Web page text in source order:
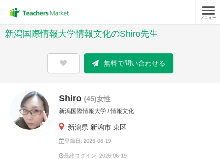
メニュー
新潟国際情報大学情報文化のShiro先生
無料で問い合わせる
Shiro (45)女性
新潟国際情報大学 / 情報文化
新潟県 新潟市 東区
登録日: 2026-06-19
最終ログイン: 2026-06-19